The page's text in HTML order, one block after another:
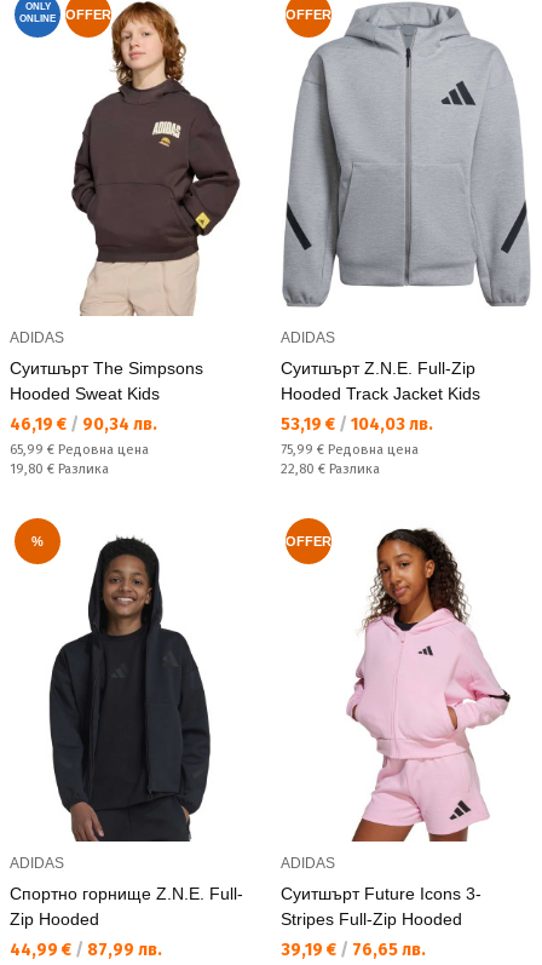
ONLY
ONLINE
OFFER
ADIDAS
Суитшърт The Simpsons
Hooded Sweat Kids
Текуща цена:
46,19 € / 90,34 лв.
Редовна цена:
65,99 € Редовна цена
Спестявате:
19,80 € Разлика
OFFER
ADIDAS
Суитшърт Z.N.E. Full-Zip
Hooded Track Jacket Kids
Текуща цена:
53,19 € / 104,03 лв.
Редовна цена:
75,99 € Редовна цена
Спестявате:
22,80 € Разлика
%
ADIDAS
Спортно горнище Z.N.E. Full-
Zip Hooded
Текуща цена:
44,99 € / 87,99 лв.
OFFER
ADIDAS
Суитшърт Future Icons 3-
Stripes Full-Zip Hooded
Текуща цена:
39,19 € / 76,65 лв.